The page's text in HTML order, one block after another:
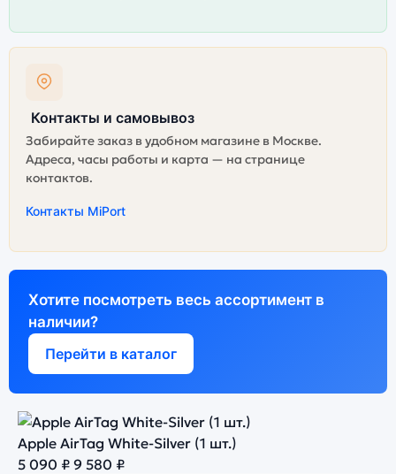
Контакты и самовывоз
Забирайте заказ в удобном магазине в Москве.
Адреса, часы работы и карта — на странице
контактов.
Контакты MiPort
Хотите посмотреть весь ассортимент в
наличии?
Перейти в каталог
Apple AirTag White-Silver (1 шт.)
5 090 ₽ 9 580 ₽